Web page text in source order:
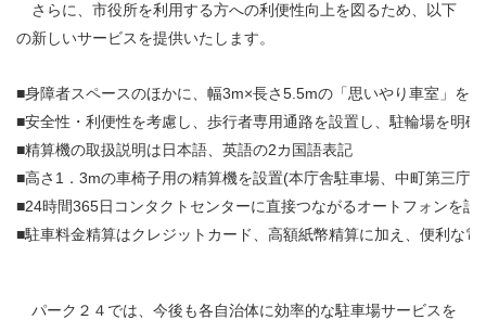
さらに、市役所を利用する方への利便性向上を図るため、以下
の新しいサービスを提供いたします。
■身障者スペースのほかに、幅3m×長さ5.5mの「思いやり車室」を
■安全性・利便性を考慮し、歩行者専用通路を設置し、駐輪場を明確
■精算機の取扱説明は日本語、英語の2カ国語表記
■高さ1．3mの車椅子用の精算機を設置(本庁舎駐車場、 中町第三庁
■24時間365日コンタクトセンターに直接つながるオートフォンを設
■駐車料金精算はクレジットカード、高額紙幣精算に加え、便利な電
パーク２４では、今後も各自治体に効率的な駐車場サービスを